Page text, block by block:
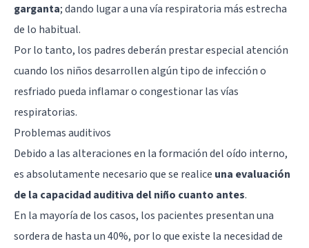
garganta; dando lugar a una vía respiratoria más estrecha
de lo habitual.
Por lo tanto, los padres deberán prestar especial atención
cuando los niños desarrollen algún tipo de infección o
resfriado pueda inflamar o congestionar las vías
respiratorias.
Problemas auditivos
Debido a las alteraciones en la formación del oído interno,
es absolutamente necesario que se realice una evaluación
de la capacidad auditiva del niño cuanto antes.
En la mayoría de los casos, los pacientes presentan una
sordera de hasta un 40%, por lo que existe la necesidad de